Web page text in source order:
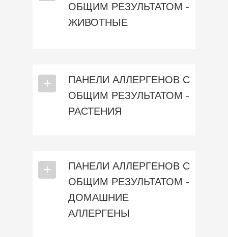
ОБЩИМ РЕЗУЛЬТАТОМ -
ЖИВОТНЫЕ
ПАНЕЛИ АЛЛЕРГЕНОВ С
ОБЩИМ РЕЗУЛЬТАТОМ -
РАСТЕНИЯ
⎯
+
ПАНЕЛИ АЛЛЕРГЕНОВ С
ОБЩИМ РЕЗУЛЬТАТОМ -
ДОМАШНИЕ
АЛЛЕРГЕНЫ
⎯
+